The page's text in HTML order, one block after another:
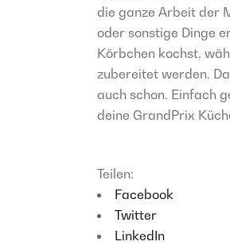
die ganze Arbeit der
oder sonstige Dinge
Körbchen kochst,
zubereitet werden.
auch schon. Einfach
deine GrandPrix
Teilen:
Facebook
Twitter
LinkedIn